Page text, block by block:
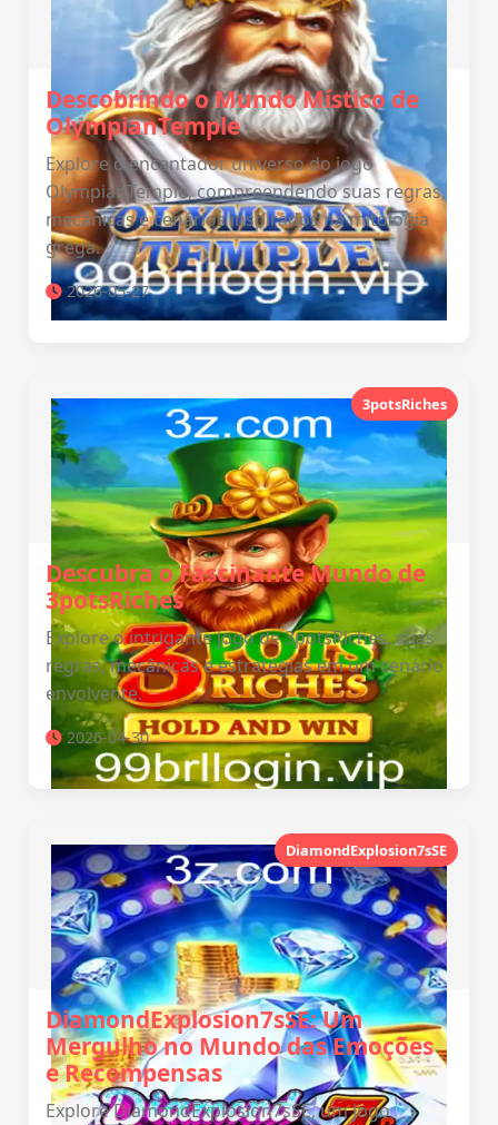
Descobrindo o Mundo Místico de
OlympianTemple
Explore o encantador universo do jogo
OlympianTemple, compreendendo suas regras,
mecânicas e cenários inspirados na mitologia
grega.
2026-05-27
3potsRiches
Descubra o Fascinante Mundo de
3potsRiches
Explore o intrigante jogo de 3potsRiches, suas
regras, mecânicas e estratégias em um cenário
envolvente.
2026-04-30
DiamondExplosion7sSE
DiamondExplosion7sSE: Um
Mergulho no Mundo das Emoções
e Recompensas
Explore DiamondExplosion7sSE, um jogo